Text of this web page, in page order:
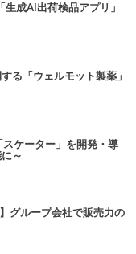
成AI出荷検品アプリ」
る「ウェルモット製薬」
ケーター」を開発・導
～
グループ会社で販売力の